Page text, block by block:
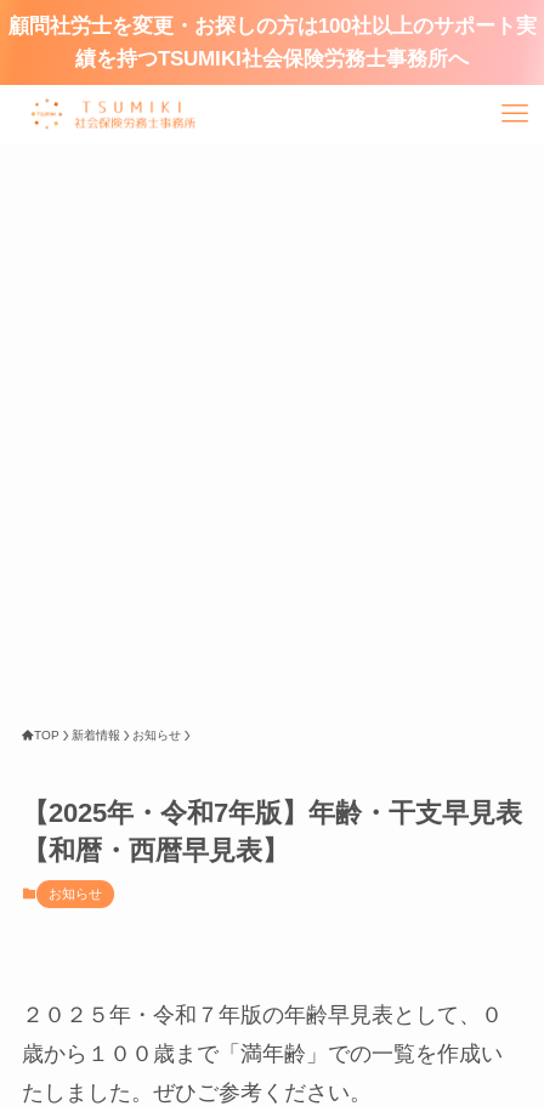
顧問社労士を変更・お探しの方は100社以上のサポート実
績を持つTSUMIKI社会保険労務士事務所へ
TOP 新着情報 お知らせ
【2025年・令和7年版】年齢・干支早見表
【和暦・西暦早見表】
お知らせ
２０２５年・令和７年版の年齢早見表として、０
歳から１００歳まで「満年齢」での一覧を作成い
たしました。ぜひご参考ください。